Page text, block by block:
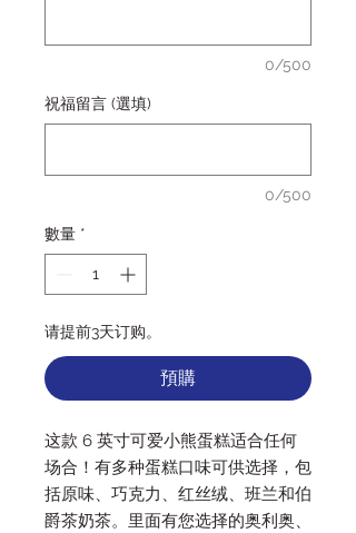
0/500
祝福留言 (選填)
0/500
數量 *
请提前3天订购。
預購
这款 6 英寸可爱小熊蛋糕适合任何
场合！有多种蛋糕口味可供选择，包
括原味、巧克力、红丝绒、班兰和伯
爵茶奶茶。里面有您选择的奥利奥、